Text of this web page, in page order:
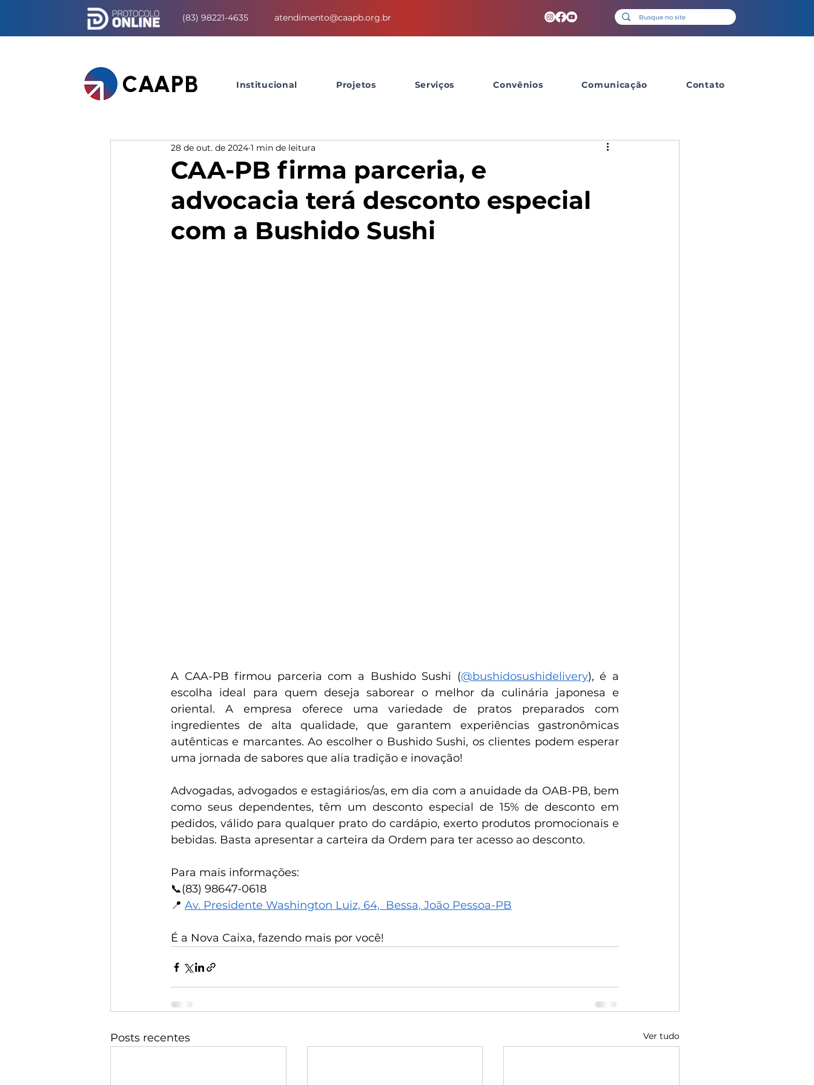
(83) 98221-4635 atendimento@caapb.org.br
Institucional Projetos Serviços Convênios Comunicação Contato
CAA-PB firma parceria, e
advocacia terá desconto especial
com a Bushido Sushi
28 de out. de 2024 1 min de leitura
A CAA-PB firmou parceria com a Bushido Sushi ( @‌bushidosushidelivery), é a
escolha ideal para quem deseja saborear o melhor da culinária japonesa e
oriental. A empresa oferece uma variedade de pratos preparados com
ingredientes de alta qualidade, que garantem experiências gastronômicas
autênticas e marcantes. Ao escolher o Bushido Sushi, os clientes podem esperar
uma jornada de sabores que alia tradição e inovação!
Advogadas, advogados e estagiários/as, em dia com a anuidade da OAB-PB, bem
como seus dependentes, têm um desconto especial de 15% de desconto em
pedidos, válido para qualquer prato do cardápio, exerto produtos promocionais e
bebidas. Basta apresentar a carteira da Ordem para ter acesso ao desconto.
Para mais informações:
📞(83) 98647-0618
📍 Av. Presidente Washington Luiz, 64,  Bessa, João Pessoa-PB
É a Nova Caixa, fazendo mais por você!
Posts recentes Ver tudo